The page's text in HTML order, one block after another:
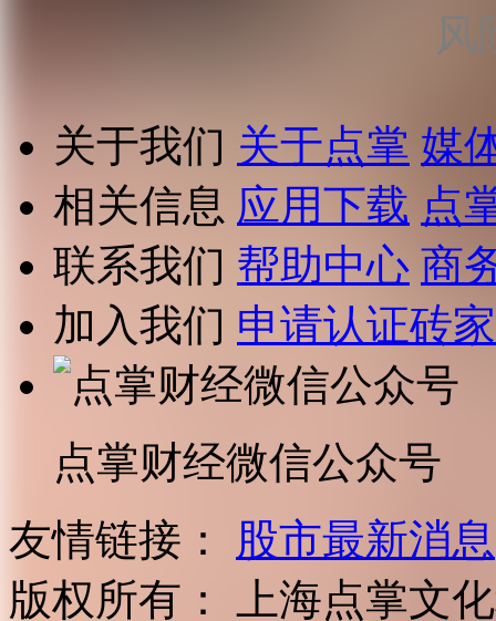
风
关于我们 关于点掌 媒
相关信息 应用下载 点
联系我们 帮助中心 商
加入我们 申请认证砖家
点掌财经微信公众号
友情链接：
股市最新消息
版权所有：
上海点掌文